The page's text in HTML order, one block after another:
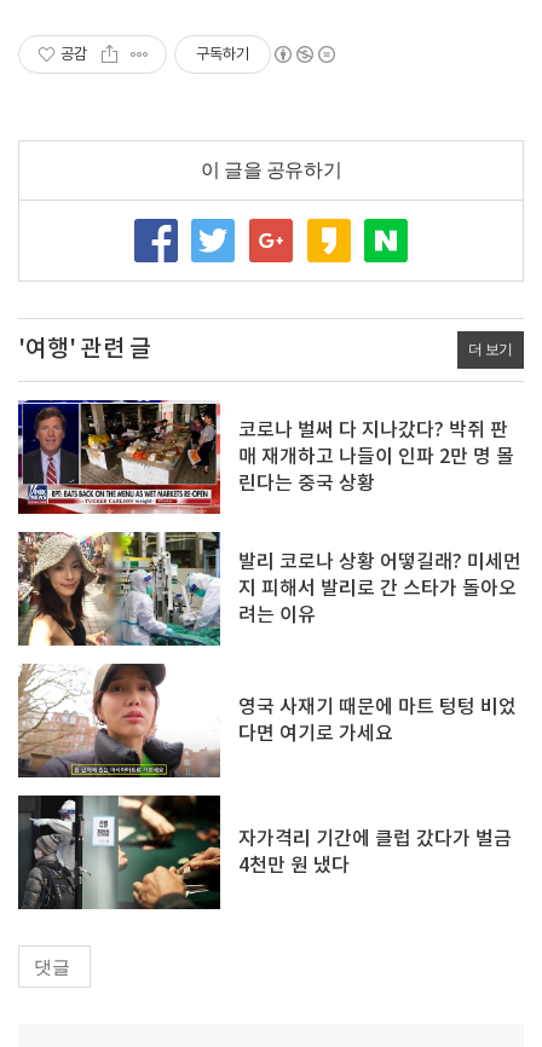
공감 구독하기
이 글을 공유하기
'여행' 관련 글 더 보기
코로나 벌써 다 지나갔다? 박쥐 판
매 재개하고 나들이 인파 2만 명 몰
린다는 중국 상황
발리 코로나 상황 어떻길래? 미세먼
지 피해서 발리로 간 스타가 돌아오
려는 이유
영국 사재기 때문에 마트 텅텅 비었
다면 여기로 가세요
자가격리 기간에 클럽 갔다가 벌금
4천만 원 냈다
댓글